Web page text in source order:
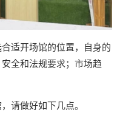
适开场馆的位置，自身的
全和法规要求；市场趋
请做好如下几点。